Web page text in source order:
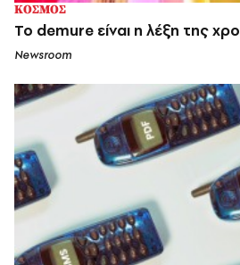
ΚΟΣΜΟΣ
Το demure είναι η λέξη της
Newsroom